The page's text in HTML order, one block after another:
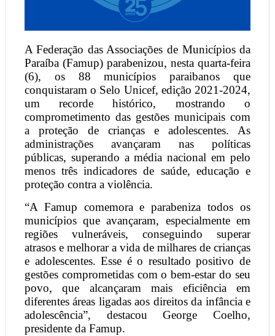
A Federação das Associações de Municípios da
Paraíba (Famup) parabenizou, nesta quarta-feira
(6), os 88 municípios paraibanos que
conquistaram o Selo Unicef, edição 2021-2024,
um recorde histórico, mostrando o
comprometimento das gestões municipais com
a proteção de crianças e adolescentes. As
administrações avançaram nas políticas
públicas, superando a média nacional em pelo
menos três indicadores de saúde, educação e
proteção contra a violência.
“A Famup comemora e parabeniza todos os
municípios que avançaram, especialmente em
regiões vulneráveis, conseguindo superar
atrasos e melhorar a vida de milhares de crianças
e adolescentes. Esse é o resultado positivo de
gestões comprometidas com o bem-estar do seu
povo, que alcançaram mais eficiência em
diferentes áreas ligadas aos direitos da infância e
adolescência”, destacou George Coelho,
presidente da Famup.